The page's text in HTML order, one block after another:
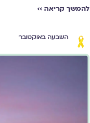
להמשך קריאה ››
השבעה באוקטובר